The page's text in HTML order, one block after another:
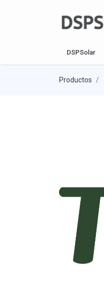
DSPSolar
Productos